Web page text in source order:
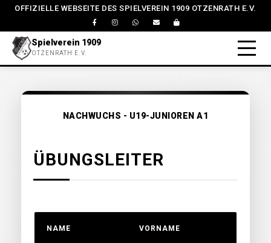
OFFIZIELLE WEBSEITE DES SPIELVEREIN 1909 OTZENRATH E.V.
Spielverein 1909
OTZENRATH E.V.
NACHWUCHS - U19-JUNIOREN A1
ÜBUNGSLEITER
NAME VORNAME